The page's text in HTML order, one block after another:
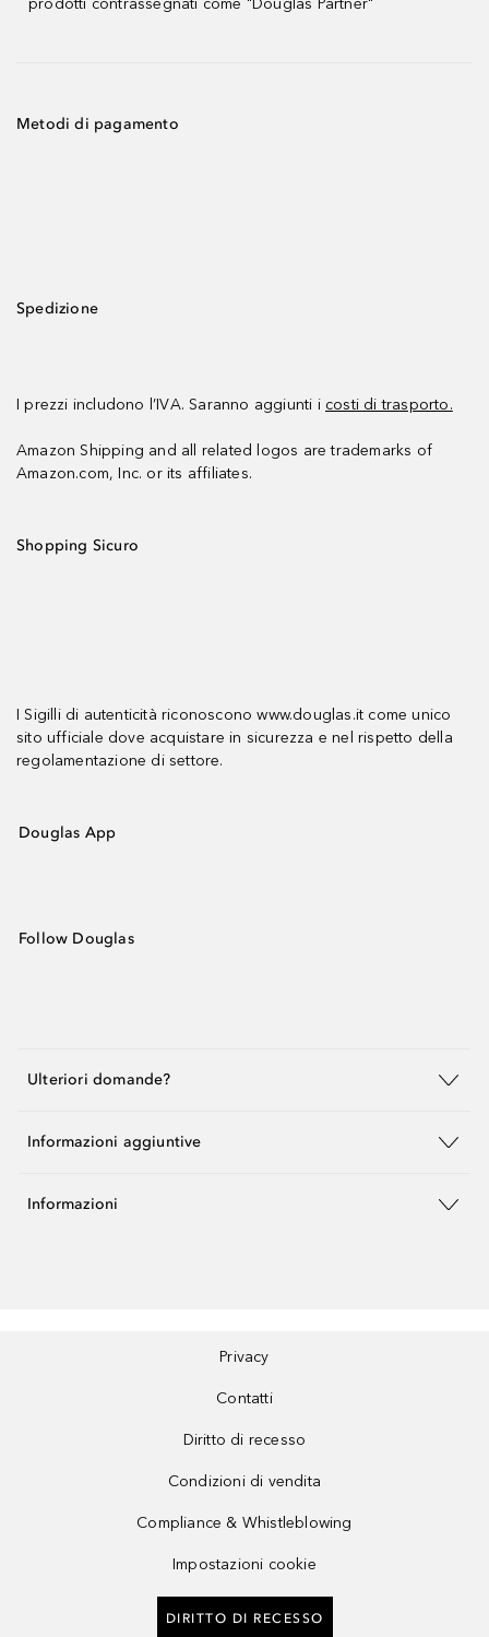
prodotti contrassegnati come "Douglas Partner"
Metodi di pagamento
Spedizione
I prezzi includono l’IVA. Saranno aggiunti i costi di trasporto.
Amazon Shipping and all related logos are trademarks of
Amazon.com, Inc. or its affiliates.
Shopping Sicuro
I Sigilli di autenticità riconoscono www.douglas.it come unico
sito ufficiale dove acquistare in sicurezza e nel rispetto della
regolamentazione di settore.
Douglas App
Follow Douglas
Ulteriori domande?
Informazioni aggiuntive
Informazioni
Privacy
Contatti
Diritto di recesso
Condizioni di vendita
Compliance & Whistleblowing
Impostazioni cookie
DIRITTO DI RECESSO